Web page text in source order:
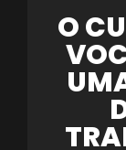
O